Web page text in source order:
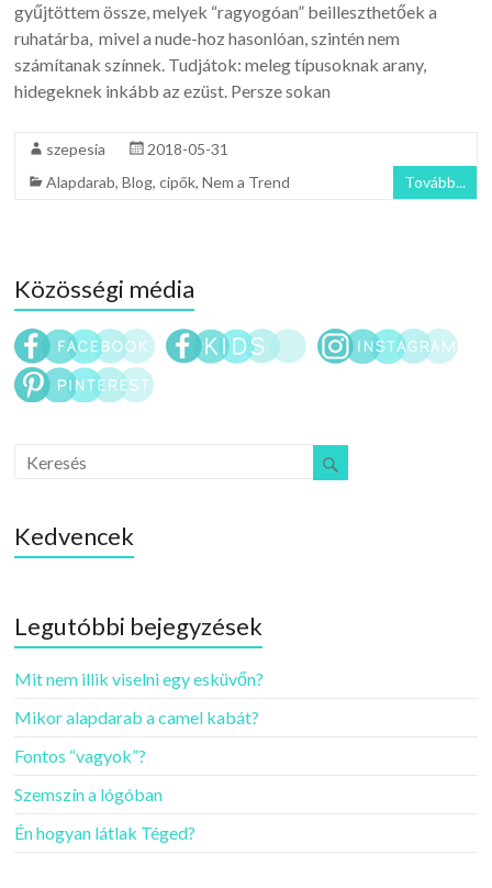
gyűjtöttem össze, melyek “ragyogóan” beilleszthetőek a
ruhatárba, mivel a nude-hoz hasonlóan, szintén nem
számítanak színnek. Tudjátok: meleg típusoknak arany,
hidegeknek inkább az ezüst. Persze sokan
szepesia
2018-05-31
Alapdarab,Blog,cipők,Nem a Trend Tovább...
Közösségi média
Kedvencek
Legutóbbi bejegyzések
Mit nem illik viselni egy esküvőn?
Mikor alapdarab a camel kabát?
Fontos “vagyok”?
Szemszín a lógóban
Én hogyan látlak Téged?